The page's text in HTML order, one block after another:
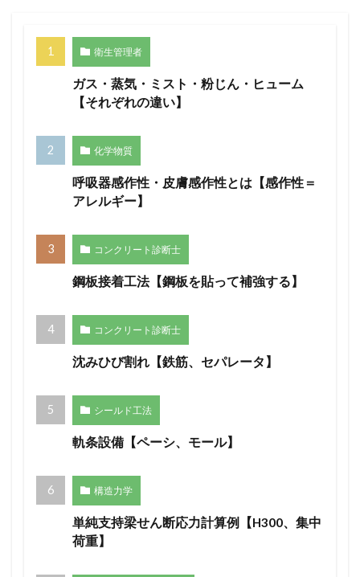
衛生管理者
ガス・蒸気・ミスト・粉じん・ヒューム
【それぞれの違い】
化学物質
呼吸器感作性・皮膚感作性とは【感作性＝
アレルギー】
コンクリート診断士
鋼板接着工法【鋼板を貼って補強する】
コンクリート診断士
沈みひび割れ【鉄筋、セパレータ】
シールド工法
軌条設備【ペーシ、モール】
構造力学
単純支持梁せん断応力計算例【H300、集中
荷重】